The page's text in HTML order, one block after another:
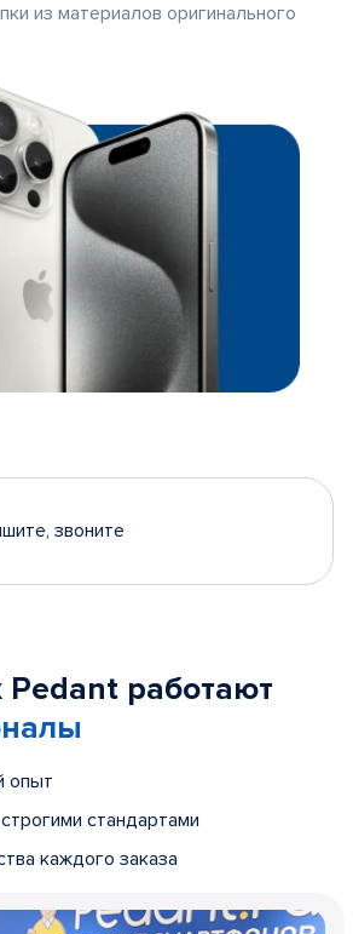
из материалов оригинального
звоните
Pedant работают
опыт
стандартами
каждого заказа